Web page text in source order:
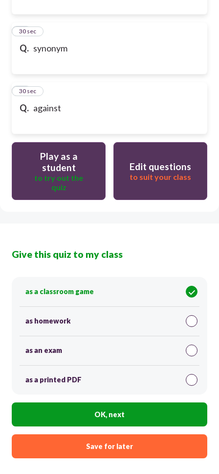
Q. synonym
68
30 sec
Q. against
69
30 sec
Play as a
student
to try out the
quiz
Edit questions
to suit your class
Give this quiz to my class
as a classroom game
as homework
as an exam
as a printed PDF
OK, next
Save for later